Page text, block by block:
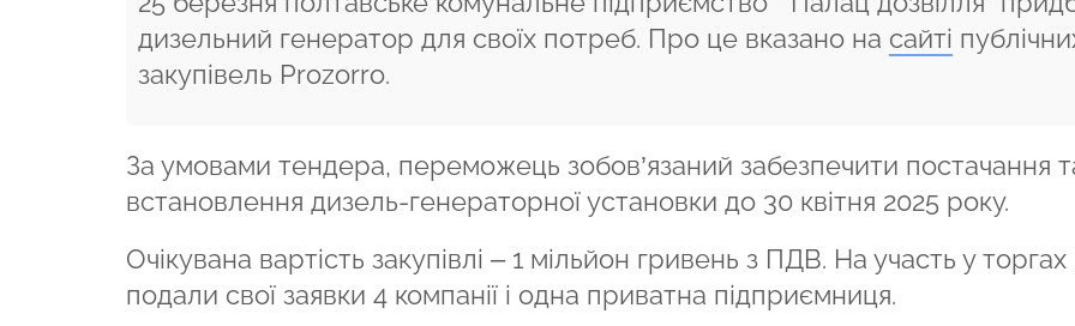
дизельний генератор для своїх потреб. Про це вказано на сайті
закупівель Рrozorro.
За умовами тендера, переможець зобов’язаний забезпечити постачання
встановлення дизель-генераторної установки до 30 квітня 2025 року.
Очікувана вартість закупівлі – 1 мільйон гривень з ПДВ. На участь у торгах
подали свої заявки 4 компанії і одна приватна підприємниця.